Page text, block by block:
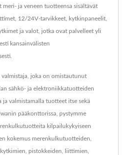
meri- ja veneen tuotteensa sisältävät
12/24V-tarvikkeet, kytkinpaneelit,
ja valot, jotka ovat palvelleet yli
kansainvälisten
joka on omistautunut
sähkö- ja elektroniikkatuotteiden
valmistamalla tuotteet itse sekä
pääkonttorissa, pystymme
kilpailukykyiseen
kokemus merenkulkutuotteiden,
pistokkeiden, liittimien,